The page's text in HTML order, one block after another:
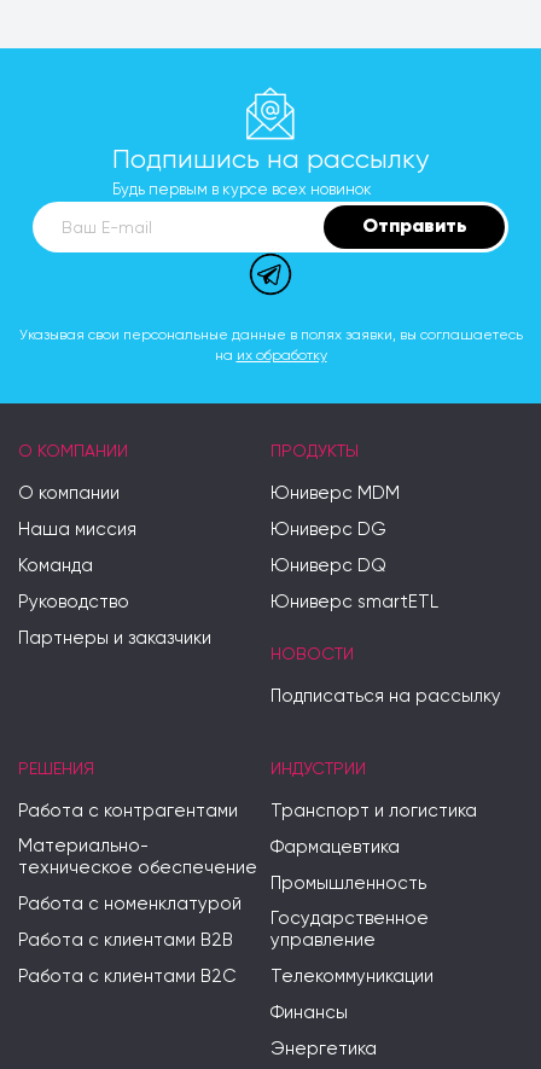
Подпишись на рассылку
Будь первым в курсе всех новинок
Ваш E-mail Отправить
Указывая свои персональные данные в полях заявки, вы соглашаетесь
на их обработку
О КОМПАНИИ
О компании
Наша миссия
Команда
Руководство
Партнеры и заказчики
ПРОДУКТЫ
Юниверс MDM
Юниверс DG
Юниверс DQ
Юниверс smartETL
НОВОСТИ
Подписаться на рассылку
РЕШЕНИЯ
Работа с контрагентами
Материально-
техническое обеспечение
Работа с номенклатурой
Работа с клиентами B2B
Работа с клиентами B2C
ИНДУСТРИИ
Транспорт и логистика
Фармацевтика
Промышленность
Государственное
управление
Телекоммуникации
Финансы
Энергетика